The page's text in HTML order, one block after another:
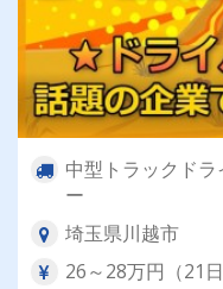
中型トラックド
ー
埼玉県川越市
26～28万円（21